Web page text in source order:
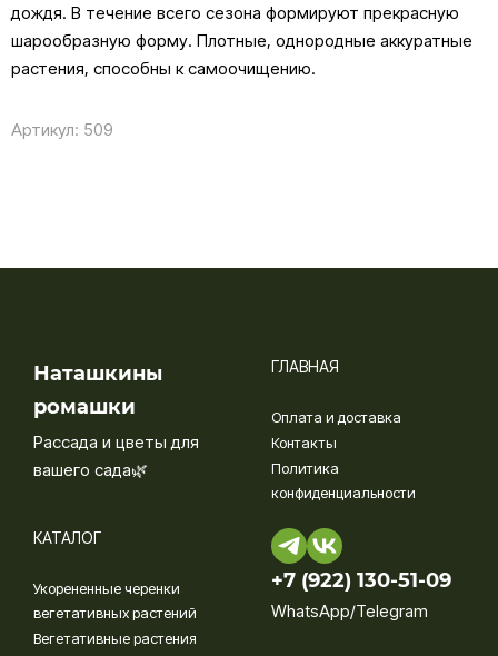
дождя. В течение всего сезона формируют прекрасную
шарообразную форму. Плотные, однородные аккуратные
растения, способны к самоочищению.
Артикул: 509
Наташкины
ромашки
Рассада и цветы для
вашего сада🌿
ГЛАВНАЯ
Оплата и доставка
Контакты
Политика
конфиденциальности
КАТАЛОГ
Укорененные черенки
вегетативных растений
Вегетативные растения
+7 (922) 130-51-09‬
WhatsApp/Telegram